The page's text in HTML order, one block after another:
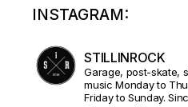
INSTAGRAM:
STILLINROCK
Garage, post-skate,
music Monday to
Friday to Sunday.